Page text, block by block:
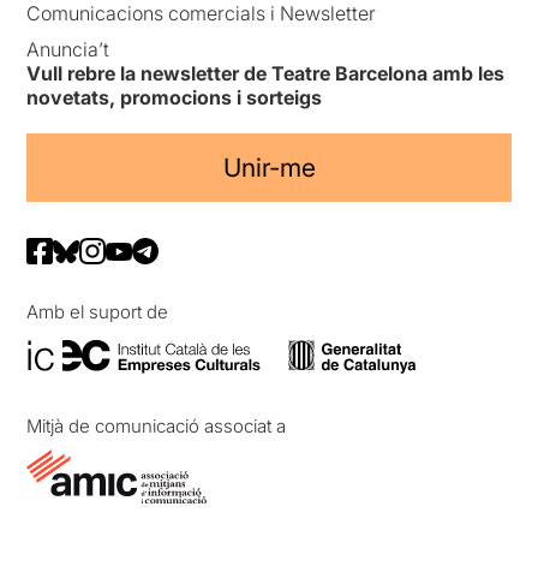
Comunicacions comercials i Newsletter
Anuncia’t
Vull rebre la newsletter de Teatre Barcelona amb les
novetats, promocions i sorteigs
Unir-me
Amb el suport de
Mitjà de comunicació associat a